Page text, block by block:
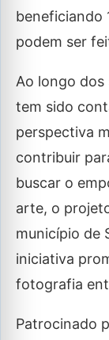
beneficiando
podem ser
Ao longo
tem sido
perspectiva
contribuir
buscar o
arte, o
município de
iniciativa
fotografia
Patrocinado